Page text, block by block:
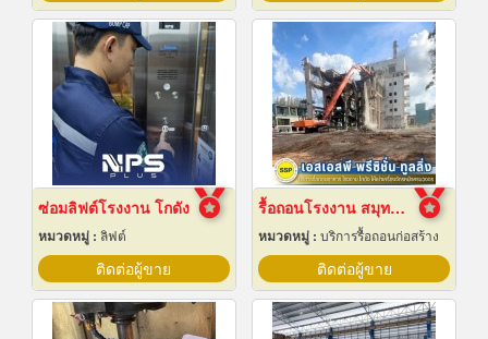
ซ่อมลิฟต์โรงงาน โกดัง
หมวดหมู่ : ลิฟต์
ติดต่อผู้ขาย
รื้อถอนโรงงาน สมุทรปราการ
หมวดหมู่ : บริการรื้อถอนก่อสร้าง
ติดต่อผู้ขาย